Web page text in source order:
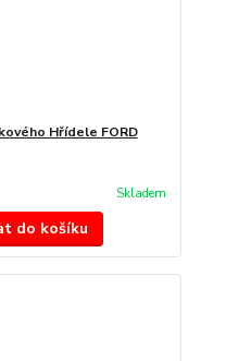
Hřídele FORD
Skladem
do košíku